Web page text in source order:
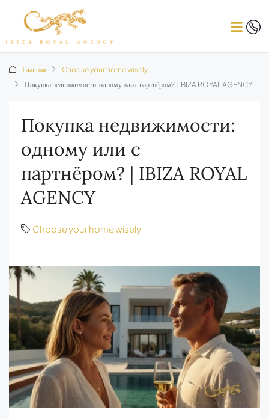
Главная
Choose your home wisely
Покупка недвижимости: одному или с партнёром? | IBIZA ROYAL AGENCY
Покупка недвижимости:
одному или с
партнёром? | IBIZA ROYAL
AGENCY
Choose your home wisely